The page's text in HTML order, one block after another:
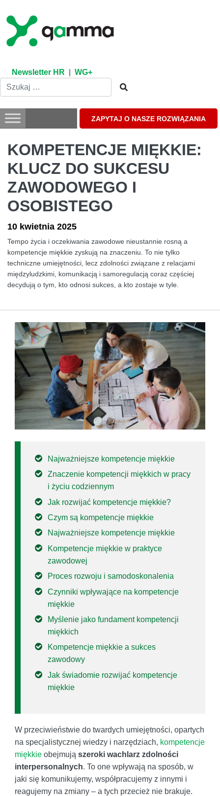
content
Newsletter HR WG+
ZAPYTAJ O NASZE ROZWIĄZANIA
KOMPETENCJE MIĘKKIE:
KLUCZ DO SUKCESU
ZAWODOWEGO I
OSOBISTEGO
10 kwietnia 2025
Tempo życia i oczekiwania zawodowe nieustannie rosną a
kompetencje miękkie zyskują na znaczeniu. To nie tylko
techniczne umiejętności, lecz zdolności związane z relacjami
międzyludzkimi, komunikacją i samoregulacją coraz częściej
decydują o tym, kto odnosi sukces, a kto zostaje w tyle.
Najważniejsze kompetencje miękkie
Znaczenie kompetencji miękkich w pracy
i życiu codziennym
Jak rozwijać kompetencje miękkie?
Czym są kompetencje miękkie
Najważniejsze kompetencje miękkie
Kompetencje miękkie w praktyce
zawodowej
Proces rozwoju i samodoskonalenia
Czynniki wpływające na kompetencje
miękkie
Myślenie jako fundament kompetencji
miękkich
Kompetencje miękkie a sukces
zawodowy
Jak świadomie rozwijać kompetencje
miękkie
W przeciwieństwie do twardych umiejętności, opartych
na specjalistycznej wiedzy i narzędziach, kompetencje
miękkie obejmują szeroki wachlarz zdolności
interpersonalnych. To one wpływają na sposób, w
jaki się komunikujemy, współpracujemy z innymi i
reagujemy na zmiany – a tych przecież nie brakuje.